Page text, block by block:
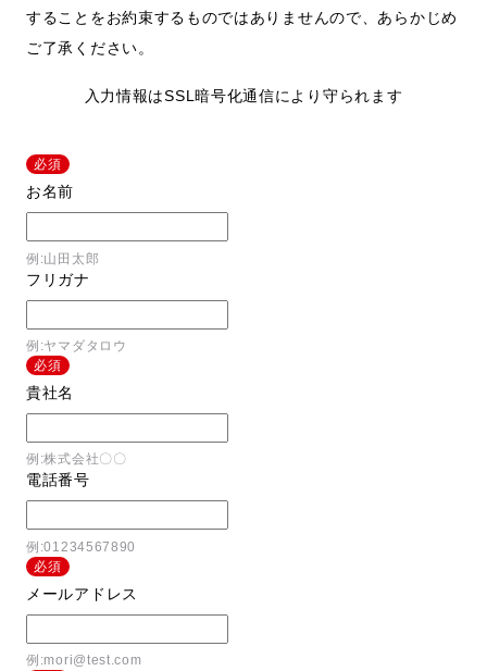
することをお約束するものではありませんので、あらかじめ
ご了承ください。
入力情報はSSL暗号化通信により守られます
必須
お名前
例:山田太郎
フリガナ
例:ヤマダタロウ
必須
貴社名
例:株式会社〇〇
電話番号
例:01234567890
必須
メールアドレス
例:mori@test.com